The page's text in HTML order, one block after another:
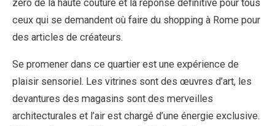
zéro de la haute couture et la réponse définitive pour tous
ceux qui se demandent où faire du shopping à Rome pour
des articles de créateurs.
Se promener dans ce quartier est une expérience de
plaisir sensoriel. Les vitrines sont des œuvres d’art, les
devantures des magasins sont des merveilles
architecturales et l’air est chargé d’une énergie exclusive.